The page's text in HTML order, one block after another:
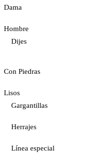
Dama
Hombre
Dijes
Con Piedras
Lisos
Gargantillas
Herrajes
Línea especial